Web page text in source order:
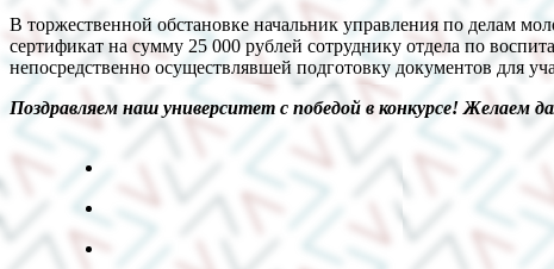
В торжественной обстановке начальник управления по делам
сертификат на сумму 25 000 рублей сотруднику отдела по
непосредственно осуществлявшей подготовку документов для
Поздравляем наш университет с победой в конкурсе! Желаем